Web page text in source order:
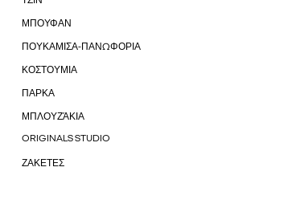
ΜΠΟΥΦΑΝ
ΠΟΥΚΑΜΙΣΑ-ΠΑΝΩΦΟΡΙΑ
ΚΟΣΤΟΥΜΙΑ
ΠΑΡΚΑ
ΜΠΛΟΥΖΆΚΙΑ
ORIGINALS STUDIO
ΖΑΚΕΤΕΣ